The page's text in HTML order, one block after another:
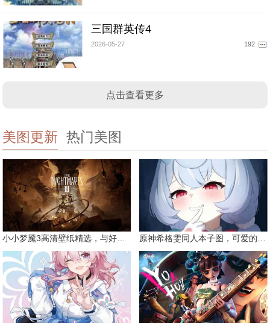
三国群英传4
2026-05-27 192
点击查看更多
美图更新 热门美图
小小梦魇3高清壁纸精选，与好友一同面对恐惧 原神希格雯同人本子图，可爱的双马尾